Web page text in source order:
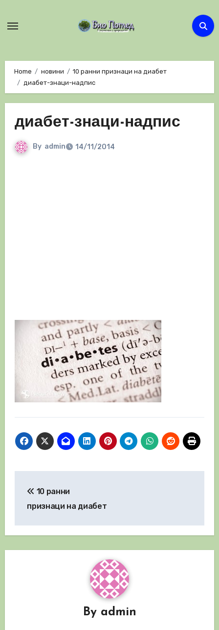
Home новини
10 ранни признаци на диабет
диабет-знаци-надпис
диабет-знаци-надпис
By admin 14/11/2014
10 ранни
признаци на диабет
By admin